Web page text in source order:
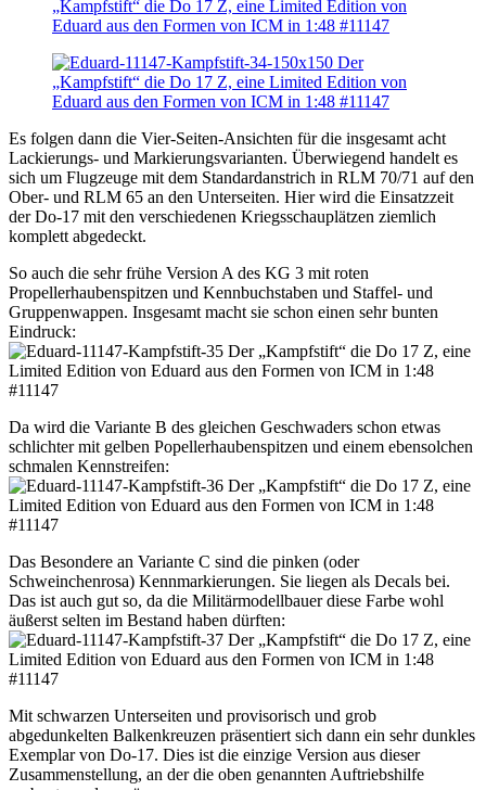
Es folgen dann die Vier-Seiten-Ansichten für die insgesamt acht
Lackierungs- und Markierungsvarianten. Überwiegend handelt es
sich um Flugzeuge mit dem Standardanstrich in RLM 70/71 auf den
Ober- und RLM 65 an den Unterseiten. Hier wird die Einsatzzeit
der Do-17 mit den verschiedenen Kriegsschauplätzen ziemlich
komplett abgedeckt.
So auch die sehr frühe Version A des KG 3 mit roten
Propellerhaubenspitzen und Kennbuchstaben und Staffel- und
Gruppenwappen. Insgesamt macht sie schon einen sehr bunten
Eindruck:
Da wird die Variante B des gleichen Geschwaders schon etwas
schlichter mit gelben Popellerhaubenspitzen und einem ebensolchen
schmalen Kennstreifen:
Das Besondere an Variante C sind die pinken (oder
Schweinchenrosa) Kennmarkierungen. Sie liegen als Decals bei.
Das ist auch gut so, da die Militärmodellbauer diese Farbe wohl
äußerst selten im Bestand haben dürften:
Mit schwarzen Unterseiten und provisorisch und grob
abgedunkelten Balkenkreuzen präsentiert sich dann ein sehr dunkles
Exemplar von Do-17. Dies ist die einzige Version aus dieser
Zusammenstellung, an der die oben genannten Auftriebshilfe